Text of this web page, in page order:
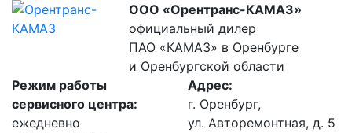
ООО «Орентранс-КАМАЗ»
официальный дилер
ПАО «КАМАЗ» в Оренбурге
и Оренбургской области
Режим работы
сервисного центра:
ежедневно
Адрес:
г. Оренбург,
ул. Авторемонтная, д. 5